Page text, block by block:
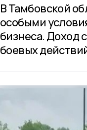
В Тамбовской
особыми
бизнеса. Доход
боевых